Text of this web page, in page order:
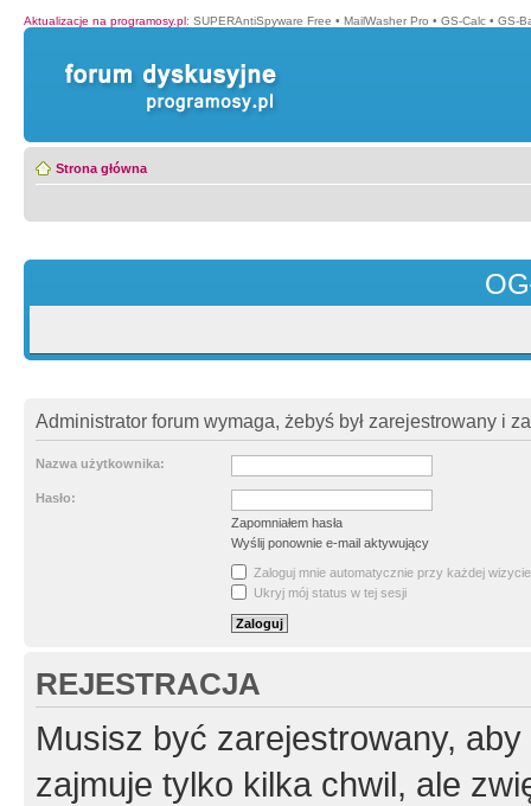
Aktualizacje na programosy.pl: SUPERAntiSpyware Free • MailWasher Pro • GS-Calc • GS-
Strona główna
Administrator forum wymaga, żebyś był zarejestrowany i
Nazwa użytkownika:
Hasło:
Zapomniałem hasła
Wyślij ponownie e-mail aktywujący
Zaloguj mnie automatycznie przy każdej wizycie
Ukryj mój status w tej sesji
REJESTRACJA
Musisz być zarejestrowany,
zajmuje tylko kilka chwil, ale